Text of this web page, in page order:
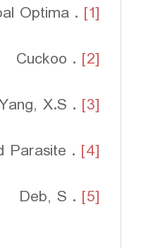
[1]
. Global Optima
[2]
. Cuckoo
[3]
. Yang, X.S
[4]
. Brood Parasite
[5]
. Deb, S